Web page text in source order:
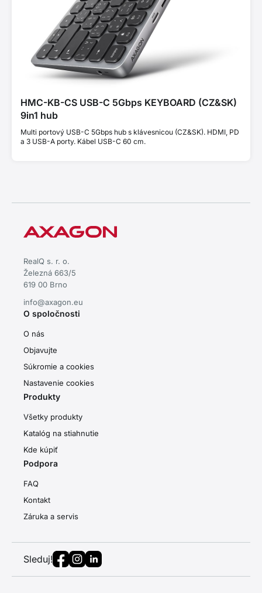
HMC-KB-CS USB-C 5Gbps KEYBOARD (CZ&SK)
9in1 hub
Multi portový USB-C 5Gbps hub s klávesnicou (CZ&SK). HDMI, PD
a 3 USB-A porty. Kábel USB-C 60 cm.
RealQ s. r. o.
Železná 663/5
619 00 Brno
info@axagon.eu
O spoločnosti
O nás
Objavujte
Súkromie a cookies
Nastavenie cookies
Produkty
Všetky produkty
Katalóg na stiahnutie
Kde kúpiť
Podpora
FAQ
Kontakt
Záruka a servis
Sleduj!